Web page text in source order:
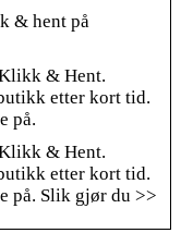
& hent på
& Hent.
etter kort tid.
på.
& Hent.
etter kort tid.
på. Slik gjør du >>